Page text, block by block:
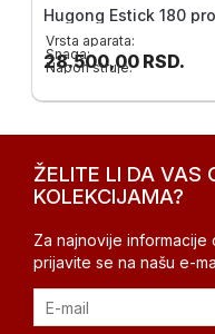
Hugong Estick 180
Vrsta aparata:
Snaga:
Napon struje:
28.500,00 RSD.
ŽELITE LI DA VAS
KOLEKCIJAMA?
Za najnovije informacije
prijavite se na našu e-